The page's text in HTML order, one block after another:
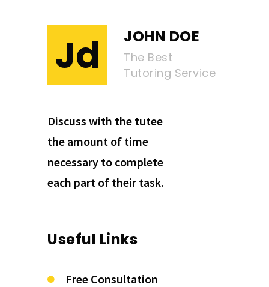
Jd JOHN DOE
The Best
Tutoring Service
Discuss with the tutee
the amount of time
necessary to complete
each part of their task.
Useful Links
Free Consultation